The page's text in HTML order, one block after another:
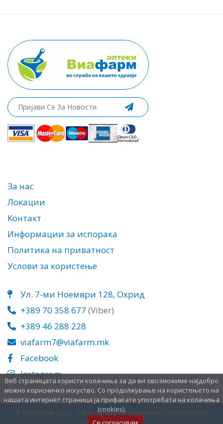
Веб страницата користи колачиња за да ви овозможиме најдобро
можно корисничко искуство. Со продолжување на користењето на
нашата интернет страница ја прифаќате употребата на колачиња
(cookies).
За нас
Локации
Контакт
Информации за испорака
Политика на приватност
Услови за користење
Ул. 7-ми Ноември 128, Охрид
+389 70 358 677 (Viber)
+389 46 288 228
viafarm7@viafarm.mk
Facebook
Instagram
© Виафарм 2026 - Сите права се задржани. Developed by